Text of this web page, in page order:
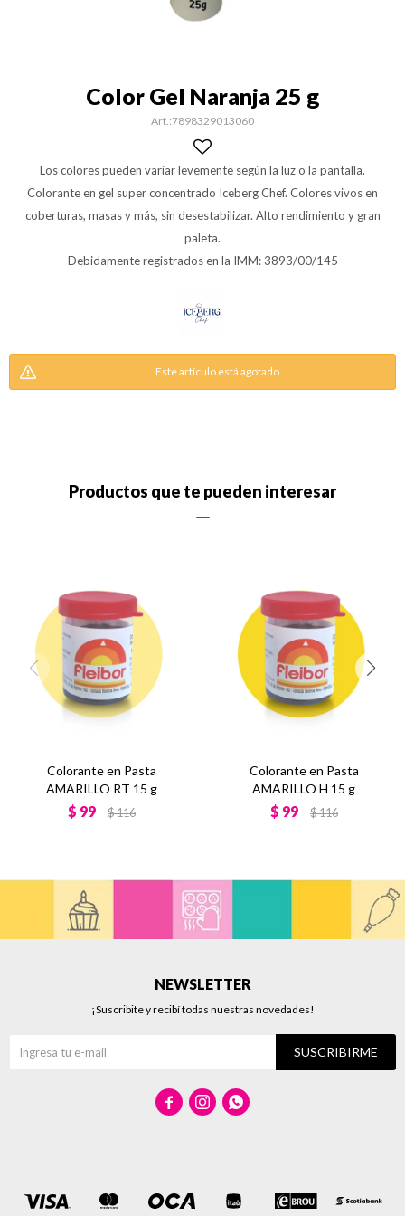
Color Gel Naranja 25 g
7898329013060
Los colores pueden variar levemente según la luz o la pantalla.
Colorante en gel super concentrado Iceberg Chef. Colores vivos en
coberturas, masas y más, sin desestabilizar. Alto rendimiento y gran
paleta.
Debidamente registrados en la IMM: 3893/00/145
Este artículo está agotado.
Productos que te pueden interesar
Colorante en Pasta
AMARILLO RT 15 g
$ 99 $116
Colorante en Pasta
AMARILLO H 15 g
$ 99 $116
NEWSLETTER
¡Suscribite y recibí todas nuestras novedades!
SUSCRIBIRME
  